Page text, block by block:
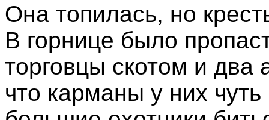
Она топилась, но
В горнице было
торговцы скотом и два
что карманы у них